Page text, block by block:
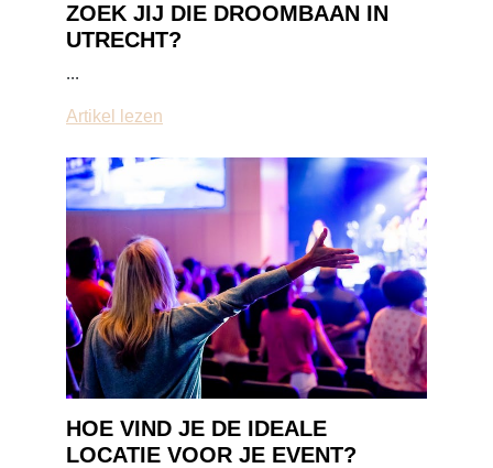
ZOEK JIJ DIE DROOMBAAN IN
UTRECHT?
...
Artikel lezen
HOE VIND JE DE IDEALE
LOCATIE VOOR JE EVENT?